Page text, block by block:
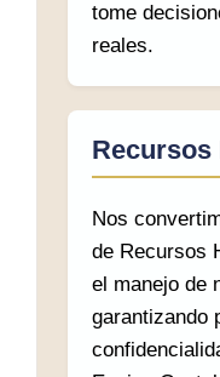
tome
reales.
Recursos
Nos
de Recursos
el manejo de
garantizando